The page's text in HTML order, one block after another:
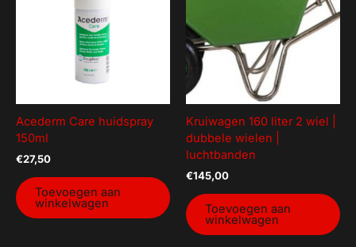
Acederm Care huidspray
150ml
€27,50
Toevoegen aan
winkelwagen
Kruiwagen 160 liter 2 wiel |
dubbele wielen |
luchtbanden
€145,00
Toevoegen aan
winkelwagen